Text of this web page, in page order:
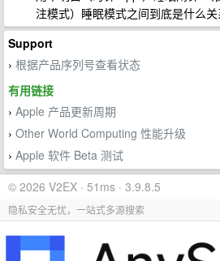
注模式）睡眠模式之间到底是什么关
Support
› 根据产品序列号查看状态
有用链接
› Apple 产品更新周期
› Other World Computing 性能升级
› Apple 软件 Beta 测试
© 2026 V2EX · 51ms · 3.9.8.5
隐私安全无忧，一站式多源搜索